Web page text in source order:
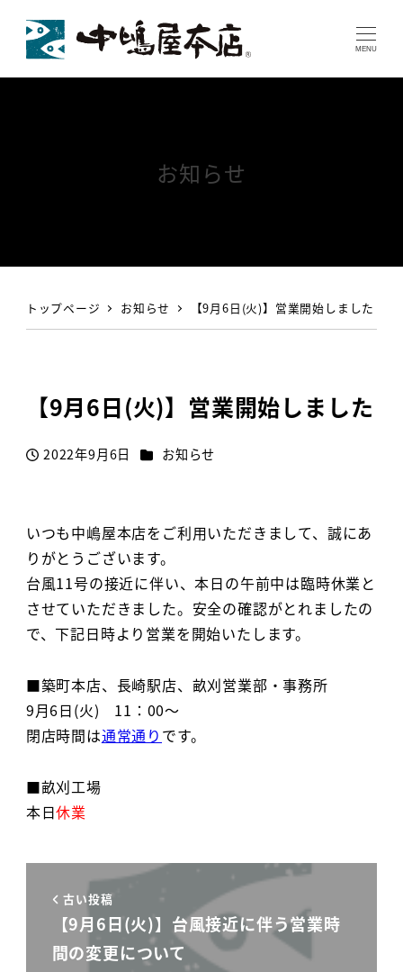
MENU
トップページ お知らせ 【9月6日(火)】営業開始しました
【9月6日(火)】営業開始しました
投稿日
2022年9月6日 カテゴリー
お知らせ
いつも中嶋屋本店をご利用いただきまして、誠にあ
りがとうございます。
台風11号の接近に伴い、本日の午前中は臨時休業と
させていただきました。安全の確認がとれましたの
で、下記日時より営業を開始いたします。
■築町本店、長崎駅店、畝刈営業部・事務所
9月6日(火) 11：00～
閉店時間は通常通り です。
■畝刈工場
本日休業
古い投稿
【9月6日(火)】台風接近に伴う営業時
間の変更について
お知らせ